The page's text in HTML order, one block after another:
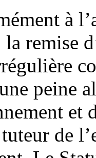
à
remise
peine
et
de